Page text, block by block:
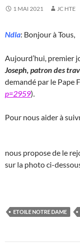
1 MAI 2021 JC HTE
Ndla: Bonjour à Tous,
Aujourd’hui, premier
Joseph, patron des
demandé par le Pape
p=2959).
Pour nous aider à
nous propose de le
sur la photo ci-
ETOILE NOTRE DAME